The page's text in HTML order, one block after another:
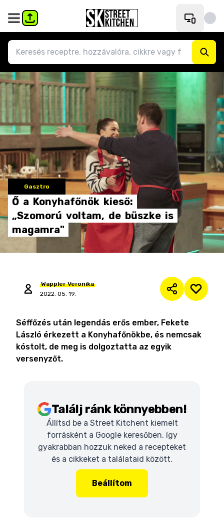
Gasztro
Ő a Konyhafőnök kieső:
„Szomorú voltam, de büszke is
magamra"
Wappler Veronika
2022. 05. 19.
Séffőzés után legendás erős ember, Fekete
László érkezett a Konyhafőnökbe, és nemcsak
kóstolt, de meg is dolgoztatta az egyik
versenyzőt.
Találj ránk könnyebben!
Állítsd be a Street Kitchent kiemelt
forrásként a Google keresőben, így
gyakrabban hozzuk neked a recepteket
és a cikkeket a találataid között.
Beállítom